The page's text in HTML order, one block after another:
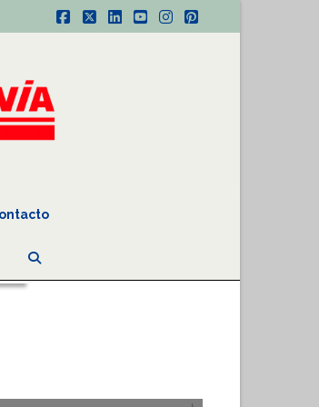
Facebook
X LinkedIn
YouTube
Instagram
Pinterest